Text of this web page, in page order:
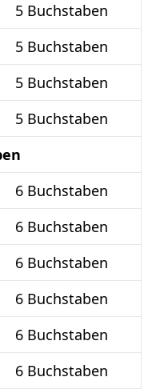
5 Buchstaben
5 Buchstaben
5 Buchstaben
5 Buchstaben
6 Buchstaben
6 Buchstaben
6 Buchstaben
6 Buchstaben
6 Buchstaben
6 Buchstaben